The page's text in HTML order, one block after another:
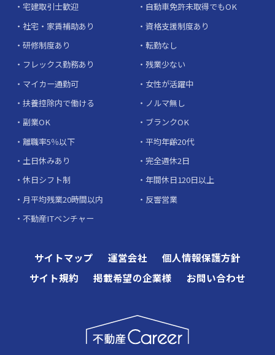
宅建取引士歓迎
自動車免許未取得でもOK
社宅・家賃補助あり
資格支援制度あり
研修制度あり
転勤なし
フレックス勤務あり
残業少ない
マイカー通勤可
女性が活躍中
扶養控除内で働ける
ノルマ無し
副業OK
ブランクOK
離職率5％以下
平均年齢20代
土日休みあり
完全週休2日
休日シフト制
年間休日120日以上
月平均残業20時間以内
反響営業
不動産ITベンチャー
サイトマップ 運営会社
個人情報保護方針
サイト規約
掲載希望の企業様 お問い合わせ